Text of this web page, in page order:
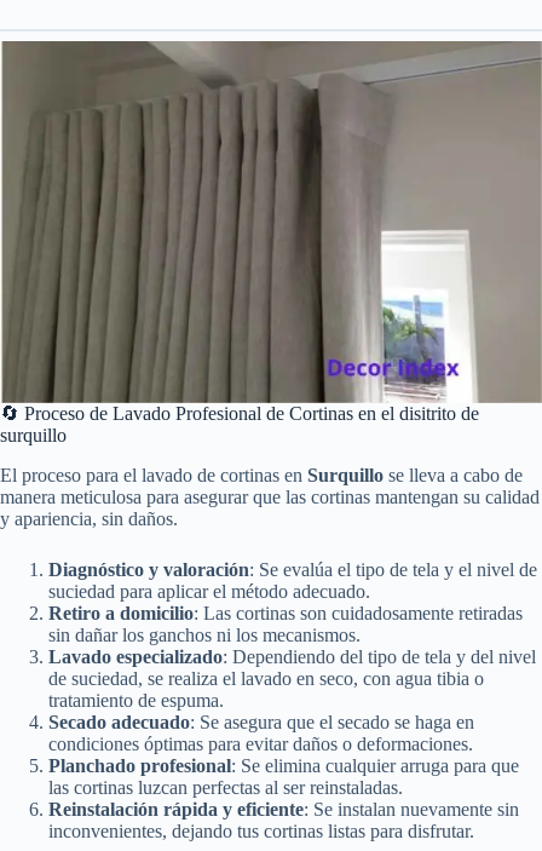
🔄 Proceso de Lavado Profesional de Cortinas en el disitrito de
surquillo
El proceso para el lavado de cortinas en Surquillo se lleva a cabo de
manera meticulosa para asegurar que las cortinas mantengan su calidad
y apariencia, sin daños.
Diagnóstico y valoración: Se evalúa el tipo de tela y el nivel de
suciedad para aplicar el método adecuado.
Retiro a domicilio: Las cortinas son cuidadosamente retiradas
sin dañar los ganchos ni los mecanismos.
Lavado especializado: Dependiendo del tipo de tela y del nivel
de suciedad, se realiza el lavado en seco, con agua tibia o
tratamiento de espuma.
Secado adecuado: Se asegura que el secado se haga en
condiciones óptimas para evitar daños o deformaciones.
Planchado profesional: Se elimina cualquier arruga para que
las cortinas luzcan perfectas al ser reinstaladas.
Reinstalación rápida y eficiente: Se instalan nuevamente sin
inconvenientes, dejando tus cortinas listas para disfrutar.